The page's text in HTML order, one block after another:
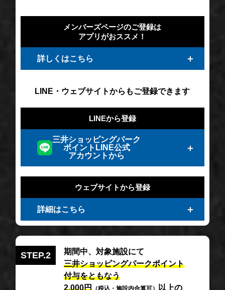
メンバーズページのご登録は
アプリがおススメ！
詳しくはこちら
LINE・ウェブサイトからもご登録できます
LINEから登録
三井ショッピングパーク
ポイントLINE公式
アカウントから
ウェブサイトから登録
詳細はこちら
STEP.2
期間中、対象施設にて
三井ショッピングパークポイント
付与をともなう
2,000円 （税込・施設内合算可）
以上の